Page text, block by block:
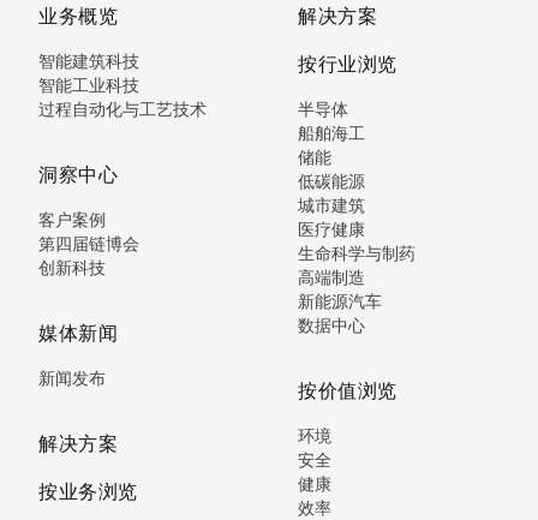
业务概览
智能建筑科技
智能工业科技
过程自动化与工艺技术
洞察中心
客户案例
第四届链博会
创新科技
媒体新闻
新闻发布
解决方案
按业务浏览
解决方案
按行业浏览
半导体
船舶海工
储能
低碳能源
城市建筑
医疗健康
生命科学与制药
高端制造
新能源汽车
数据中心
按价值浏览
环境
安全
健康
效率